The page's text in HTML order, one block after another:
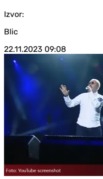
Izvor:
Blic
22.11.2023 09:08